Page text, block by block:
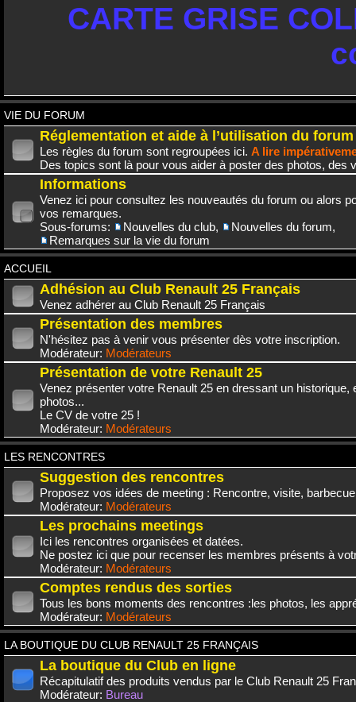
CARTE GRISE
VIE DU FORUM
Réglementation et aide à l’utilisation du forum
Les règles du forum sont regroupées ici. A lire
Des topics sont là pour vous aider à poster des photos, des
Informations
Venez ici pour consultez les nouveautés du forum ou alors
vos remarques.
Sous-forums:
Nouvelles du club, Nouvelles du forum,
Remarques sur la vie du forum
ACCUEIL
Adhésion au Club Renault 25 Français
Venez adhérer au Club Renault 25 Français
Présentation des membres
N'hésitez pas à venir vous présenter dès votre inscription.
Modérateur: Modérateurs
Présentation de votre Renault 25
Venez présenter votre Renault 25 en dressant un historique,
photos...
Le CV de votre 25 !
Modérateur: Modérateurs
LES RENCONTRES
Suggestion des rencontres
Proposez vos idées de meeting : Rencontre, visite,
Modérateur: Modérateurs
Les prochains meetings
Ici les rencontres organisées et datées.
Ne postez ici que pour recenser les membres présents à
Modérateur: Modérateurs
Comptes rendus des sorties
Tous les bons moments des rencontres :les photos, les
Modérateur: Modérateurs
LA BOUTIQUE DU CLUB RENAULT 25 FRANÇAIS
La boutique du Club en ligne
Récapitulatif des produits vendus par le Club Renault 25
Modérateur: Bureau